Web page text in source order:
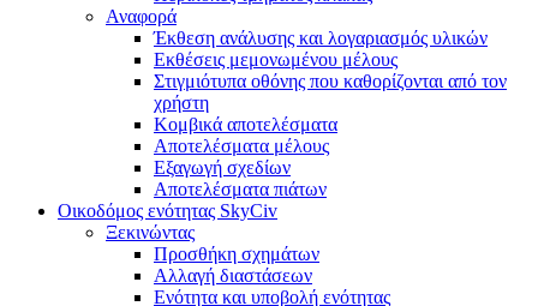
Αναφορά
Έκθεση ανάλυσης και λογαριασμός υλικών
Εκθέσεις μεμονωμένου μέλους
Στιγμιότυπα οθόνης που καθορίζονται από τον
χρήστη
Κομβικά αποτελέσματα
Αποτελέσματα μέλους
Εξαγωγή σχεδίων
Αποτελέσματα πιάτων
Οικοδόμος ενότητας SkyCiv
Ξεκινώντας
Προσθήκη σχημάτων
Αλλαγή διαστάσεων
Ενότητα και υποβολή ενότητας